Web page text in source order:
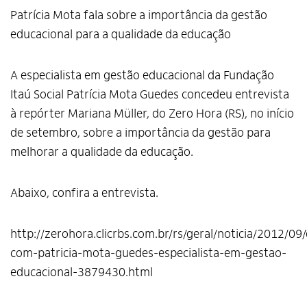
Patrícia Mota fala sobre a importância da gestão
educacional para a qualidade da educação
A especialista em gestão educacional da Fundação
Itaú Social Patrícia Mota Guedes concedeu entrevista
à repórter Mariana Müller, do Zero Hora (RS), no início
de setembro, sobre a importância da gestão para
melhorar a qualidade da educação.
Abaixo, confira a entrevista.
http://zerohora.clicrbs.com.br/rs/geral/noticia/2012/
com-patricia-mota-guedes-especialista-em-gestao-
educacional-3879430.html